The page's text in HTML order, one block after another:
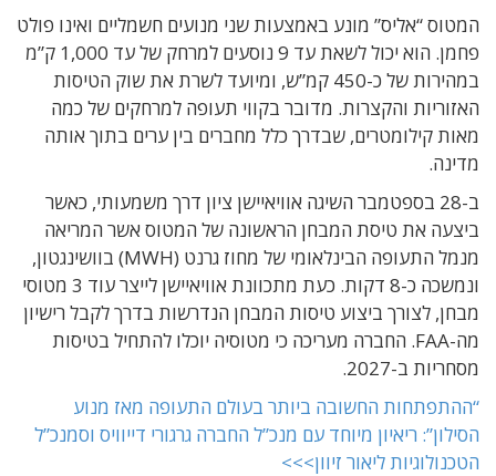
המטוס “אליס” מונע באמצעות שני מנועים חשמליים ואינו פולט
פחמן. הוא יכול לשאת עד 9 נוסעים למרחק של עד 1,000 ק”מ
במהירות של כ-450 קמ”ש, ומיועד לשרת את שוק הטיסות
האזוריות והקצרות. מדובר בקווי תעופה למרחקים של כמה
מאות קילומטרים, שבדרך כלל מחברים בין ערים בתוך אותה
מדינה.
ב-28 בספטמבר השיגה אוויאיישן ציון דרך משמעותי, כאשר
ביצעה את טיסת המבחן הראשונה של המטוס אשר המריאה
מנמל התעופה הבינלאומי של מחוז גרנט (MWH) בוושינגטון,
ונמשכה כ-8 דקות. כעת מתכוונת אוויאיישן לייצר עוד 3 מטוסי
מבחן, לצורך ביצוע טיסות המבחן הנדרשות בדרך לקבל רישיון
מה-FAA. החברה מעריכה כי מטוסיה יוכלו להתחיל בטיסות
מסחריות ב-2027.
“ההתפתחות החשובה ביותר בעולם התעופה מאז מנוע
הסילון”: ריאיון מיוחד עם מנכ”ל החברה גרגורי דייוויס וסמנכ”ל
הטכנולוגיות ליאור זיוון>>>